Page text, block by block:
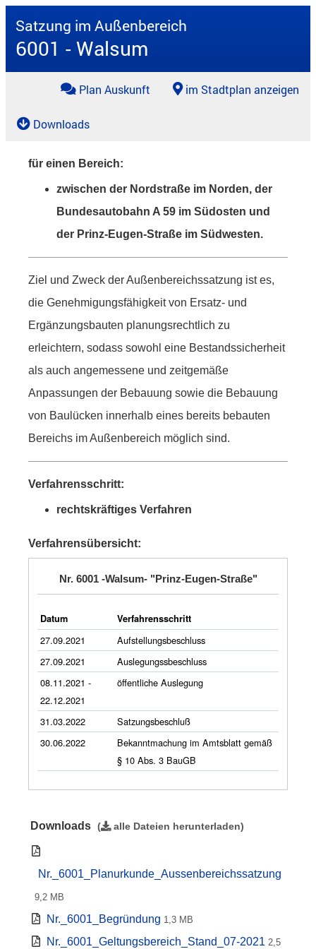
Satzung im Außenbereich
6001 - Walsum
im Stadtplan anzeigen
Plan Auskunft
Downloads
für einen Bereich:
zwischen der Nordstraße im Norden, der
Bundesautobahn A 59 im Südosten und
der Prinz-Eugen-Straße im Südwesten.
Ziel und Zweck der Außenbereichssatzung ist es,
die Genehmigungsfähigkeit von Ersatz- und
Ergänzungsbauten planungsrechtlich zu
erleichtern, sodass sowohl eine Bestandssicherheit
als auch angemessene und zeitgemäße
Anpassungen der Bebauung sowie die Bebauung
von Baulücken innerhalb eines bereits bebauten
Bereichs im Außenbereich möglich sind.
Verfahrensschritt:
rechtskräftiges Verfahren
Verfahrensübersicht:
Nr. 6001 -Walsum- "Prinz-Eugen-Straße"
Datum Verfahrensschritt
27.09.2021
Aufstellungsbeschluss
27.09.2021
Auslegungssbeschluss
08.11.2021 -
22.12.2021
öffentliche Auslegung
31.03.2022
Satzungsbeschluß
30.06.2022
Bekanntmachung im Amtsblatt gemäß
§ 10 Abs. 3 BauGB
Downloads ( alle Dateien herunterladen)
Nr._6001_Planurkunde_Aussenbereichssatzung
9,2 MB
Nr._6001_Begründung 1,3 MB
Nr._6001_Geltungsbereich_Stand_07-2021 2,5